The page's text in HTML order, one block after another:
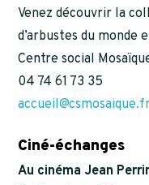
Venez découvrir la
d’arbustes du monde
Centre social
04 74 61 73 35
Ciné-échanges
Au cinéma Jean